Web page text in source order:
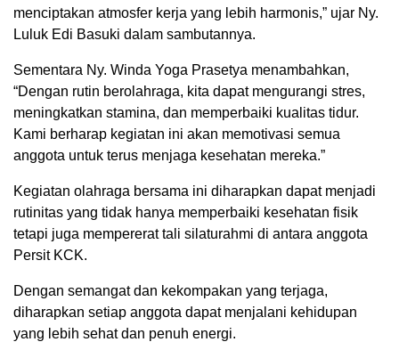
menciptakan atmosfer kerja yang lebih harmonis,” ujar Ny.
Luluk Edi Basuki dalam sambutannya.
Sementara Ny. Winda Yoga Prasetya menambahkan,
“Dengan rutin berolahraga, kita dapat mengurangi stres,
meningkatkan stamina, dan memperbaiki kualitas tidur.
Kami berharap kegiatan ini akan memotivasi semua
anggota untuk terus menjaga kesehatan mereka.”
Kegiatan olahraga bersama ini diharapkan dapat menjadi
rutinitas yang tidak hanya memperbaiki kesehatan fisik
tetapi juga mempererat tali silaturahmi di antara anggota
Persit KCK.
Dengan semangat dan kekompakan yang terjaga,
diharapkan setiap anggota dapat menjalani kehidupan
yang lebih sehat dan penuh energi.